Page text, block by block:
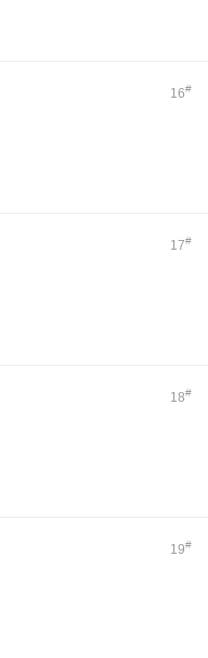
16#
17#
18#
19#